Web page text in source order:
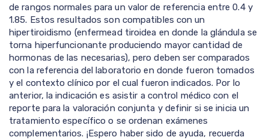
de rangos normales para un valor de referencia entre 0.4 y
1.85. Estos resultados son compatibles con un
hipertiroidismo (enfermead tiroidea en donde la glándula se
torna hiperfuncionante produciendo mayor cantidad de
hormonas de las necesarias), pero deben ser comparados
con la referencia del laboratorio en donde fueron tomados
y el contexto clínico por el cual fueron indicados. Por lo
anterior, la indicación es asistir a control médico con el
reporte para la valoración conjunta y definir si se inicia un
tratamiento específico o se ordenan exámenes
complementarios. ¡Espero haber sido de ayuda, recuerda